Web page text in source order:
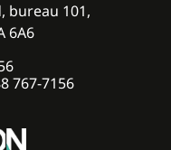
bureau 101,
6A6
767-7156